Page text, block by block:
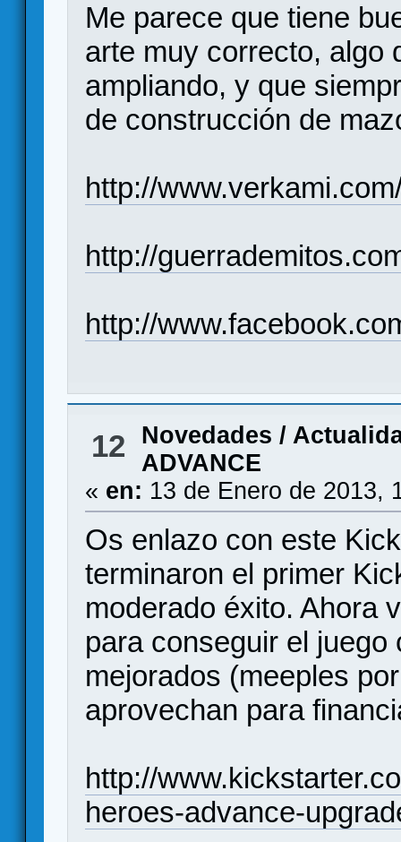
Me parece que tiene
arte muy correcto, algo
ampliando, y que
de construcción de
http://
http://
http://
12
Novedades /
ADVANCE
« en: 13 de Enero de 2013,
Os enlazo con este
terminaron el primer
moderado éxito. Ahora
para conseguir el
mejorados (meeples
aprovechan para
http://
heroes-advance-